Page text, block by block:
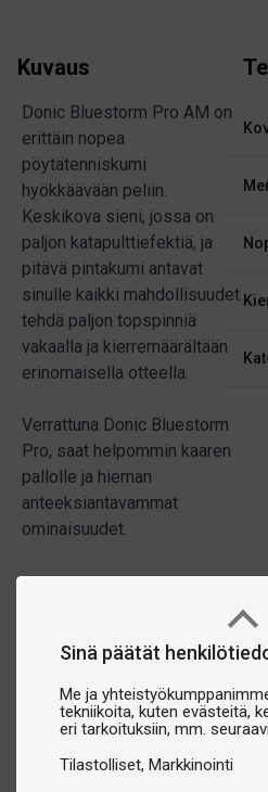
Sinä päätät
Me ja
tekniikoita, kuten evästeitä,
eri tarkoituksiin, mm.
Tilastolliset Markkinointi
Kuvaus
Donic Bluestorm Pro AM on
erittäin nopea
pöytätenniskumi
hyökkäävään peliin.
Keskikova sieni, jossa on
paljon katapulttiefektiä, ja
pitävä pintakumi antavat
sinulle kaikki mahdollisuudet
tehdä paljon topspinniä
vakaalla ja kierremäärältään
erinomaisella otteella.
Verrattuna Donic Bluestorm
Pro, saat helpommin kaaren
pallolle ja hieman
anteeksiantavammat
ominaisuudet.